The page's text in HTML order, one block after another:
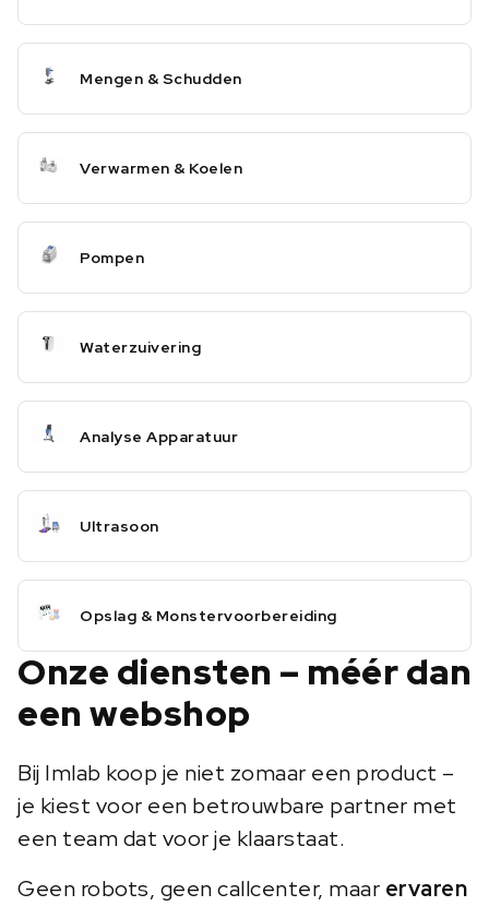
Mengen & Schudden
Verwarmen & Koelen
Pompen
Waterzuivering
Analyse Apparatuur
Ultrasoon
Opslag & Monstervoorbereiding
Onze diensten – méér dan
een webshop
Bij Imlab koop je niet zomaar een product –
je kiest voor een betrouwbare partner met
een team dat voor je klaarstaat.
Geen robots, geen callcenter, maar ervaren